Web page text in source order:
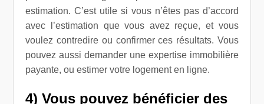
estimation. C’est utile si vous n’êtes pas d’accord
avec l’estimation que vous avez reçue, et vous
voulez contredire ou confirmer ces résultats. Vous
pouvez aussi demander une expertise immobilière
payante, ou estimer votre logement en ligne.
4) Vous pouvez bénéficier des